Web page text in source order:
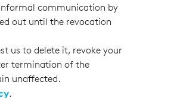
communication by
out until the revocation
us to delete it, revoke your
termination of the
unaffected.
.